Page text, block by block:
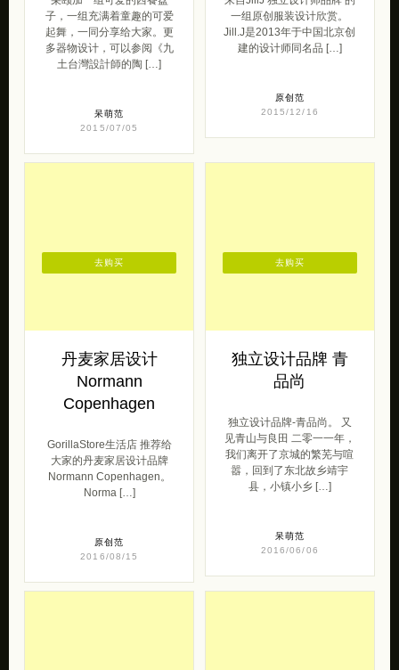
子，一组充满着童趣的可爱
起舞，一同分享给大家。更
多器物设计，可以参阅《九
土台灣設計師的陶 […]
呆萌范
2015/07/05
一组原创服装设计欣赏。
Jill.J是2013年于中国北京创
建的设计师同名品 […]
原创范
2015/12/16
丹麦家居设计
Normann
Copenhagen
GorillaStore生活店 推荐给
大家的丹麦家居设计品牌
Normann Copenhagen。
Norma […]
原创范
2016/08/15
去购买
独立设计品牌 青
品尚
独立设计品牌-青品尚。 又
见青山与良田 二零一一年，
我们离开了京城的繁芜与喧
嚣，回到了东北故乡靖宇
县，小镇小乡 […]
呆萌范
2016/06/06
去购买